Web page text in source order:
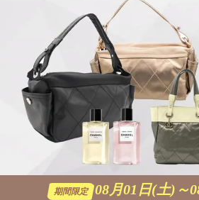
期間限定 08月01日(土)～